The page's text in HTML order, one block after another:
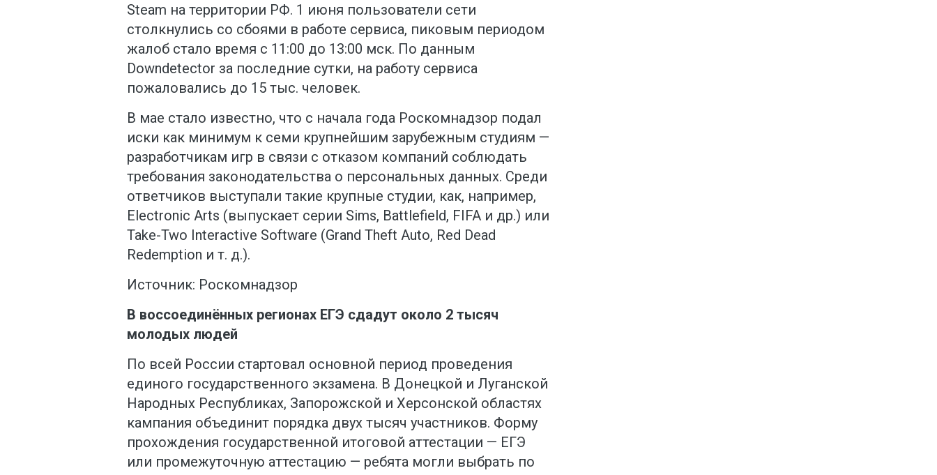
Steam на территории РФ. 1 июня пользователи сети
столкнулись со сбоями в работе сервиса, пиковым периодом
жалоб стало время с 11:00 до 13:00 мск. По данным
Downdetector за последние сутки, на работу сервиса
пожаловались до 15 тыс. человек.
В мае стало известно, что с начала года Роскомнадзор подал
иски как минимум к семи крупнейшим зарубежным студиям —
разработчикам игр в связи с отказом компаний соблюдать
требования законодательства о персональных данных. Среди
ответчиков выступали такие крупные студии, как, например,
Electronic Arts (выпускает серии Sims, Battlefield, FIFA и др.) или
Take-Two Interactive Software (Grand Theft Auto, Red Dead
Redemption и т. д.).
Источник: Роскомнадзор
В воссоединённых регионах ЕГЭ сдадут около 2 тысяч
молодых людей
По всей России стартовал основной период проведения
единого государственного экзамена. В Донецкой и Луганской
Народных Республиках, Запорожской и Херсонской областях
кампания объединит порядка двух тысяч участников. Форму
прохождения государственной итоговой аттестации — ЕГЭ
или промежуточную аттестацию — ребята могли выбрать по